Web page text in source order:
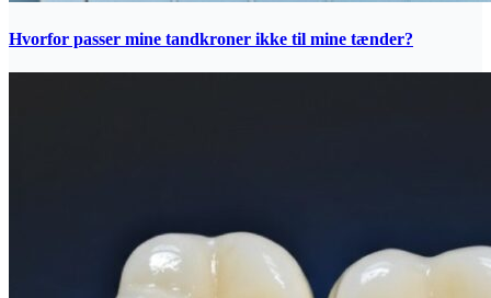
Hvorfor passer mine tandkroner ikke til mine tænder?